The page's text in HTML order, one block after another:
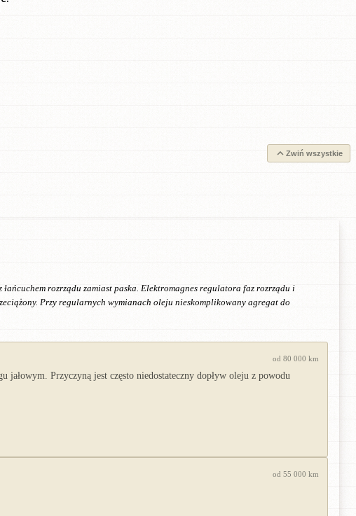
Zwiń wszystkie
rozrządu zamiast paska. Elektromagnes regulatora faz rozrządu i
Przy regularnych wymianach oleju nieskomplikowany agregat do
od 80 000 km
Przyczyną jest często niedostateczny dopływ oleju z powodu
od 55 000 km